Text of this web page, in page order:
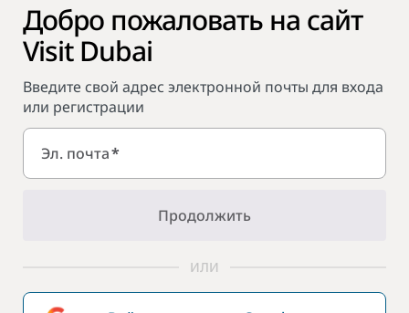
Добро пожаловать на сайт
Visit Dubai
Введите свой адрес электронной почты для входа
или регистрации
Эл. почта*
Продолжить
ИЛИ